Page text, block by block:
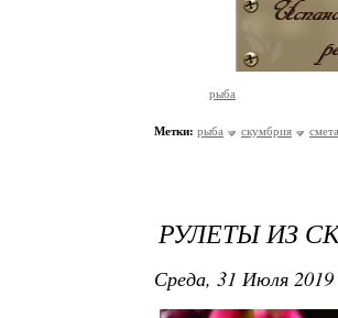
рыба
Метки: рыба скумбрия
РУЛЕТЫ ИЗ
Среда, 31 Июля